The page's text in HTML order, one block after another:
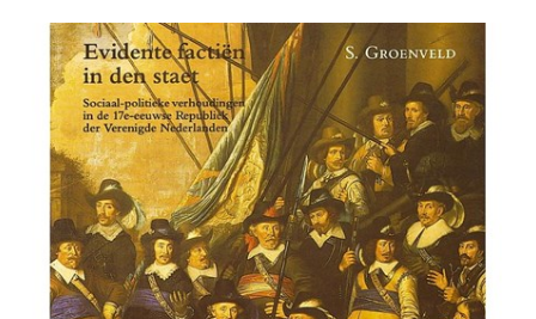
stijl de leek weet te boeien. De illustraties zijn met zorg
gekozen.' J. Lampo in:De Standaard 10-07-1993.